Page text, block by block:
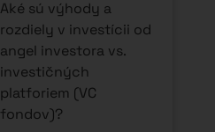
Aké sú výhody a
rozdiely v investícii od
angel investora vs.
investičných
platforiem (VC
fondov)?